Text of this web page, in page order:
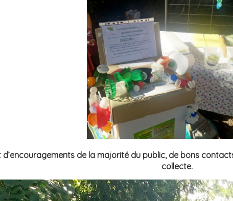
de la majorité du public, de bons
collecte.